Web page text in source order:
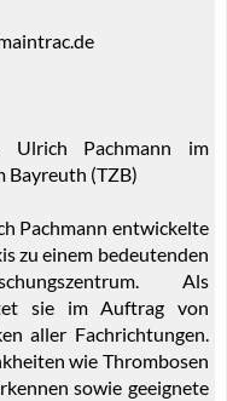
Ulrich Pachmann im
Bayreuth (TZB)
Pachmann entwickelte
zu einem bedeutenden
Als
sie im Auftrag von
aller Fachrichtungen.
wie Thrombosen
sowie geeignete